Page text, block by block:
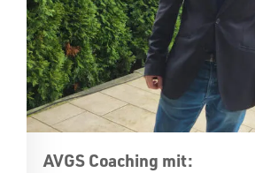
AVGS Coaching mit: